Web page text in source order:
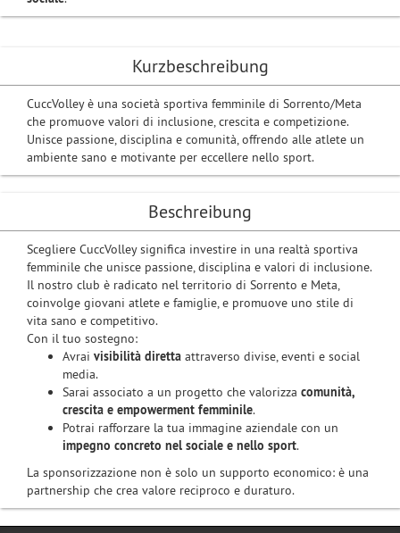
Kurzbeschreibung
CuccVolley è una società sportiva femminile di Sorrento/Meta
che promuove valori di inclusione, crescita e competizione.
Unisce passione, disciplina e comunità, offrendo alle atlete un
ambiente sano e motivante per eccellere nello sport.
Beschreibung
Scegliere CuccVolley significa investire in una realtà sportiva
femminile che unisce passione, disciplina e valori di inclusione.
Il nostro club è radicato nel territorio di Sorrento e Meta,
coinvolge giovani atlete e famiglie, e promuove uno stile di
vita sano e competitivo.
Con il tuo sostegno:
Avrai visibilità diretta attraverso divise, eventi e social
media.
Sarai associato a un progetto che valorizza comunità,
crescita e empowerment femminile.
Potrai rafforzare la tua immagine aziendale con un
impegno concreto nel sociale e nello sport.
La sponsorizzazione non è solo un supporto economico: è una
partnership che crea valore reciproco e duraturo.